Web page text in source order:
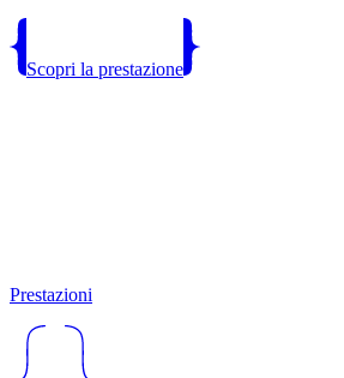
Scopri la prestazione
Prestazioni